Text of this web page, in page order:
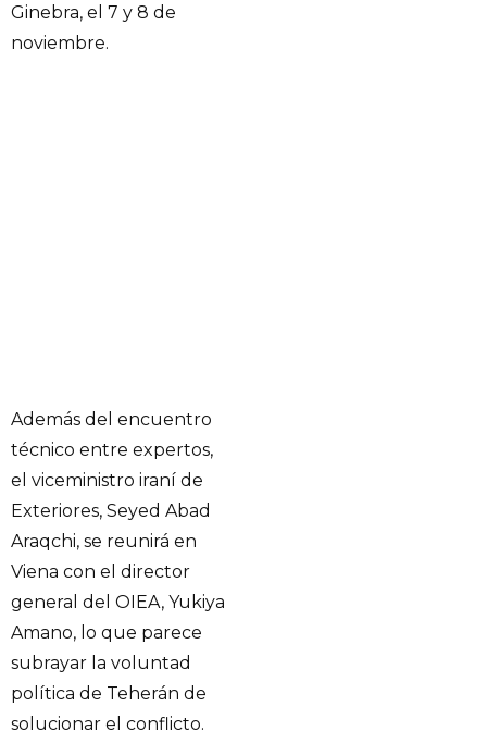
Ginebra, el 7 y 8 de
noviembre.
Además del encuentro
técnico entre expertos,
el viceministro iraní de
Exteriores, Seyed Abad
Araqchi, se reunirá en
Viena con el director
general del OIEA, Yukiya
Amano, lo que parece
subrayar la voluntad
política de Teherán de
solucionar el conflicto.